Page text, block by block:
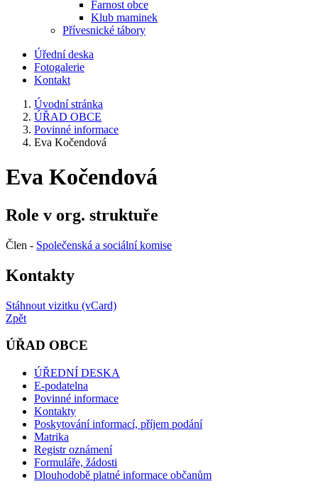
Farnost obce
Klub maminek
Přívesnické tábory
Úřední deska
Fotogalerie
Kontakt
Úvodní stránka
ÚŘAD OBCE
Povinné informace
Eva Kočendová
Eva Kočendová
Role v org. struktuře
Člen - Společenská a sociální komise
Kontakty
Stáhnout vizitku (vCard)
Zpět
ÚŘAD OBCE
ÚŘEDNÍ DESKA
E-podatelna
Povinné informace
Kontakty
Poskytování informací, příjem podání
Matrika
Registr oznámení
Formuláře, žádosti
Dlouhodobě platné informace občanům